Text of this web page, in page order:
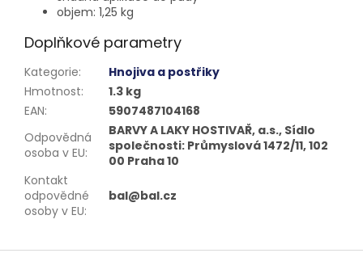
objem: 1,25 kg
Doplňkové parametry
Kategorie:
Hnojiva a postřiky
Hmotnost:
1.3 kg
EAN:
5907487104168
Odpovědná
osoba v EU:
BARVY A LAKY HOSTIVAŘ, a.s., Sídlo
společnosti: Průmyslová 1472/11, 102
00 Praha 10
Kontakt
odpovědné
osoby v EU:
bal@bal.cz
Z